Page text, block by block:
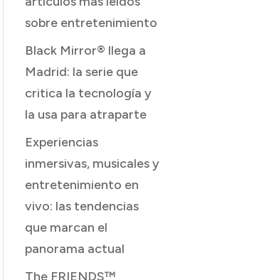
sobre entretenimiento
Black Mirror® llega a
Madrid: la serie que
critica la tecnología y
la usa para atraparte
Experiencias
inmersivas, musicales y
entretenimiento en
vivo: las tendencias
que marcan el
panorama actual
The FRIENDS™